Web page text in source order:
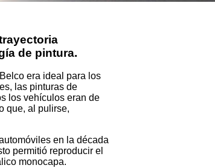
de pintura.
era ideal para los
las pinturas de
los vehículos eran de
que, al pulirse,
en la década
permitió reproducir el
monocapa.